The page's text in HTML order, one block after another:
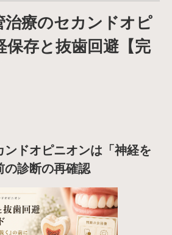
治療のセカンドオピ
保存と抜歯回避【完
ンドオピニオンは「神経を
の診断の再確認